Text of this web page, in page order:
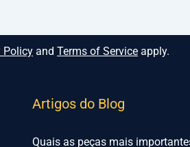
Policy and Terms of Service apply.
Artigos do Blog
Quais as peças mais